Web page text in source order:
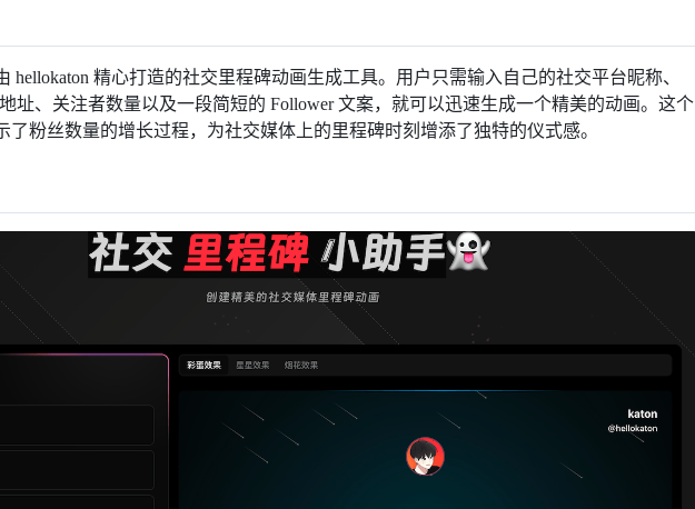
hellokaton 精心打造的社交里程碑动画生成工具。用户只需输入自己的社交平台昵称、
址、关注者数量以及一段简短的 Follower 文案，就可以迅速生成一个精美的动画。这个
了粉丝数量的增长过程，为社交媒体上的里程碑时刻增添了独特的仪式感。